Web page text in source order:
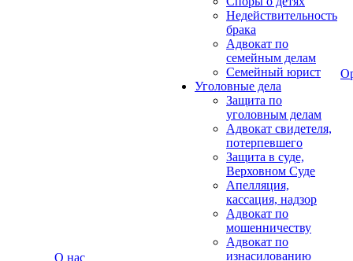
О нас
Недействительность
брака
Адвокат по
семейным делам
Семейный юрист
Уголовные дела
Защита по
уголовным делам
Адвокат свидетеля,
потерпевшего
Защита в суде,
Верховном Суде
Апелляция,
кассация, надзор
Адвокат по
мошенничеству
Адвокат по
изнасилованию